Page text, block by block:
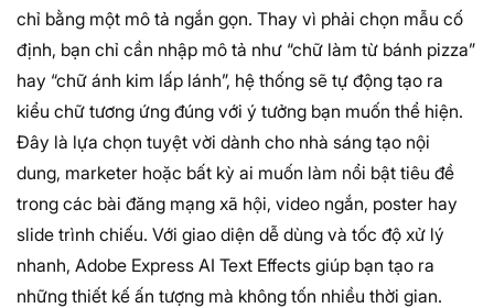
chỉ bằng một mô tả ngắn gọn. Thay vì phải chọn mẫu cố
định, bạn chỉ cần nhập mô tả như “chữ làm từ bánh pizza”
hay “chữ ánh kim lấp lánh”, hệ thống sẽ tự động tạo ra
kiểu chữ tương ứng đúng với ý tưởng bạn muốn thể hiện.
Đây là lựa chọn tuyệt vời dành cho nhà sáng tạo nội
dung, marketer hoặc bất kỳ ai muốn làm nổi bật tiêu đề
trong các bài đăng mạng xã hội, video ngắn, poster hay
slide trình chiếu. Với giao diện dễ dùng và tốc độ xử lý
nhanh, Adobe Express AI Text Effects giúp bạn tạo ra
những thiết kế ấn tượng mà không tốn nhiều thời gian.